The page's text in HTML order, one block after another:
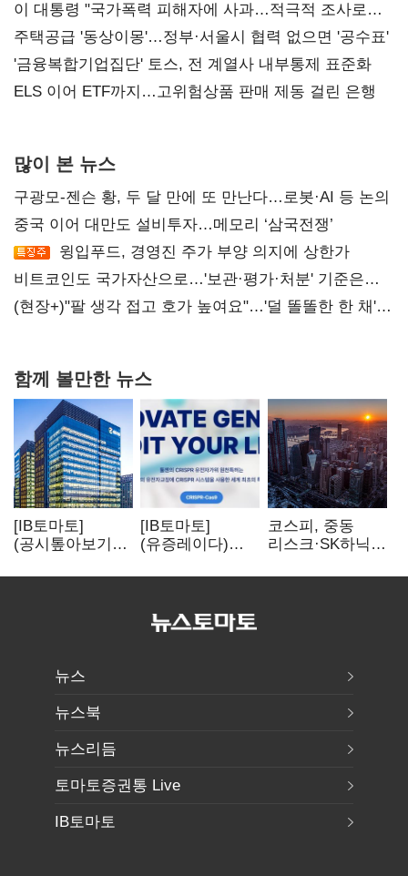
총선 지휘 못해"
이 대통령 "국가폭력 피해자에 사과…적극적 조사로
진실 밝혀야"
주택공급 '동상이몽'…정부·서울시 협력 없으면 '공수표'
'금융복합기업집단' 토스, 전 계열사 내부통제 표준화
ELS 이어 ETF까지…고위험상품 판매 제동 걸린 은행
많이 본 뉴스
구광모-젠슨 황, 두 달 만에 또 만난다…로봇·AI 등 논의
중국 이어 대만도 설비투자…메모리 ‘삼국전쟁’
윙입푸드, 경영진 주가 부양 의지에 상한가
비트코인도 국가자산으로…'보관·평가·처분' 기준은
숙제
(현장+)"팔 생각 접고 호가 높여요"…'덜 똘똘한 한 채'
함께 볼만한 뉴스
[IB토마토]
(공시톺아보기)
바로 매출로
[IB토마토]
(유증레이다)
3분의 1 토막…
비용부터 챙긴다
코스피, 중동
리스크·SK하닉
뒷걸음
뉴스
뉴스북
뉴스리듬
토마토증권통 Live
IB토마토